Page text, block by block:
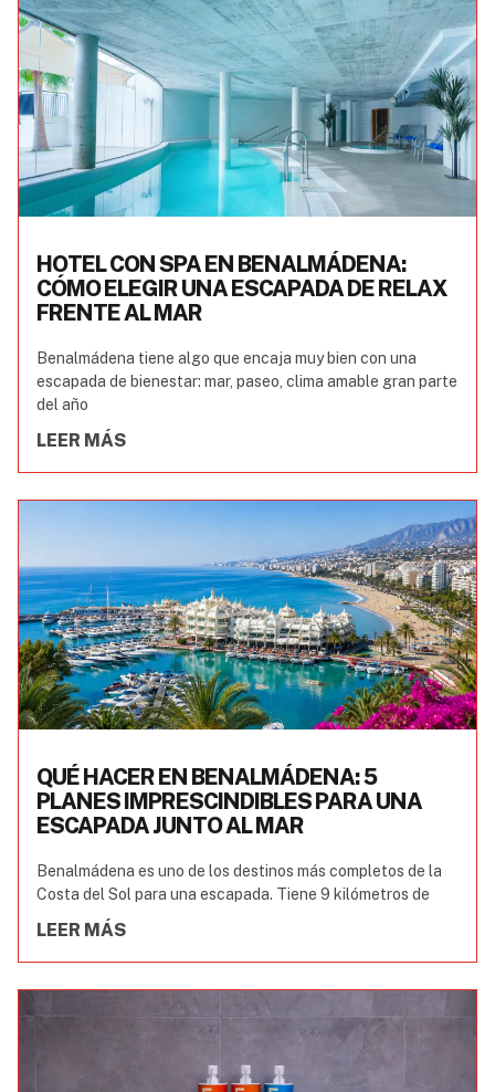
HOTEL CON SPA EN BENALMÁDENA:
CÓMO ELEGIR UNA ESCAPADA DE RELAX
FRENTE AL MAR
Benalmádena tiene algo que encaja muy bien con una
escapada de bienestar: mar, paseo, clima amable gran parte
del año
LEER MÁS
QUÉ HACER EN BENALMÁDENA: 5
PLANES IMPRESCINDIBLES PARA UNA
ESCAPADA JUNTO AL MAR
Benalmádena es uno de los destinos más completos de la
Costa del Sol para una escapada. Tiene 9 kilómetros de
LEER MÁS